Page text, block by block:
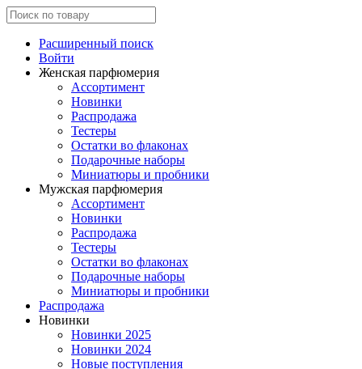
Расширенный поиск
Войти
Женская парфюмерия
Ассортимент
Новинки
Распродажа
Тестеры
Остатки во флаконах
Подарочные наборы
Миниатюры и пробники
Мужская парфюмерия
Ассортимент
Новинки
Распродажа
Тестеры
Остатки во флаконах
Подарочные наборы
Миниатюры и пробники
Распродажа
Новинки
Новинки 2025
Новинки 2024
Новые поступления